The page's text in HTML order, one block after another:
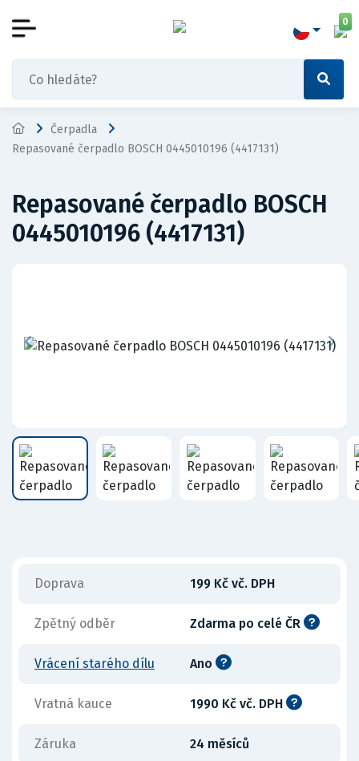
0
Čerpadla
Repasované čerpadlo BOSCH 0445010196 (4417131)
Repasované čerpadlo BOSCH
0445010196 (4417131)
Doprava 199 Kč vč. DPH
Zpětný odběr Zdarma po celé ČR
Vrácení starého dílu Ano
Vratná kauce 1990 Kč vč. DPH
Záruka 24 měsíců